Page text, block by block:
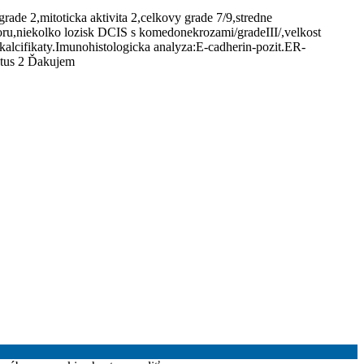
2,mitoticka aktivita 2,celkovy grade 7/9,stredne
lozisk DCIS s komedonekrozami/gradeIII/,velkost
analyza:E-cadherin-pozit.ER-
2 Ďakujem